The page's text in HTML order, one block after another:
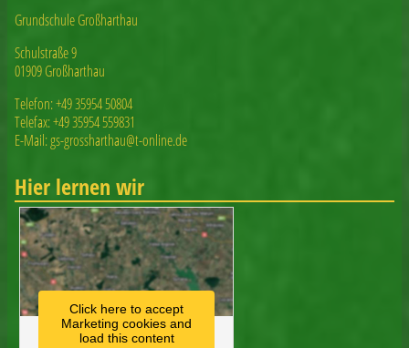
Grundschule Großharthau
Schulstraße 9
01909 Großharthau
Telefon: +49 35954 50804
Telefax: +49 35954 559831
E-Mail: gs-grossharthau@t-online.de
Hier lernen wir
Click here to accept
Marketing cookies and
load this content